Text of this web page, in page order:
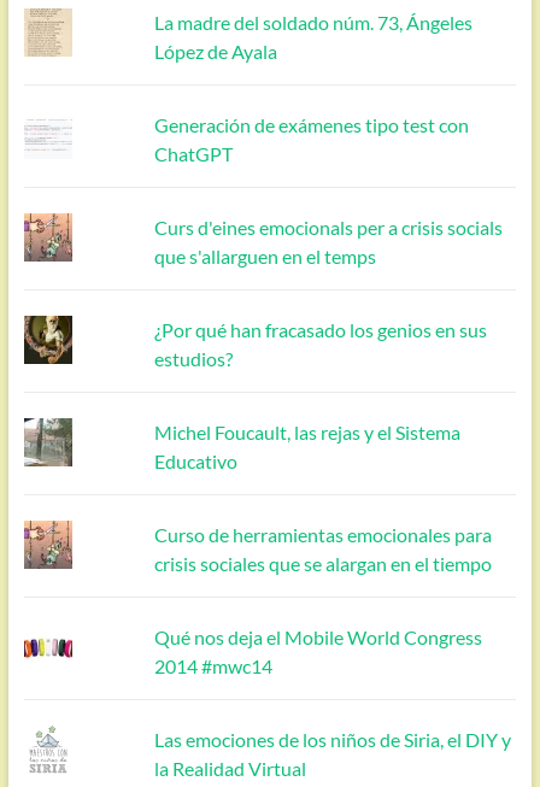
La madre del soldado núm. 73, Ángeles
López de Ayala
Generación de exámenes tipo test con
ChatGPT
Curs d'eines emocionals per a crisis socials
que s'allarguen en el temps
¿Por qué han fracasado los genios en sus
estudios?
Michel Foucault, las rejas y el Sistema
Educativo
Curso de herramientas emocionales para
crisis sociales que se alargan en el tiempo
Qué nos deja el Mobile World Congress
2014 #mwc14
Las emociones de los niños de Siria, el DIY y
la Realidad Virtual